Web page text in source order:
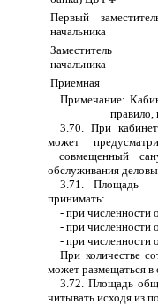
Первый зам
начальника
Заместитель
начальника
Приемная
Примечание: Ка
правило,
3.70. При
может
совмещенный
обслуживания делов
3.71. Площадь
принимать:
- при численности
- при численности
- при численности
При количестве
может размещаться
3.72. Площадь
читывать исходя из